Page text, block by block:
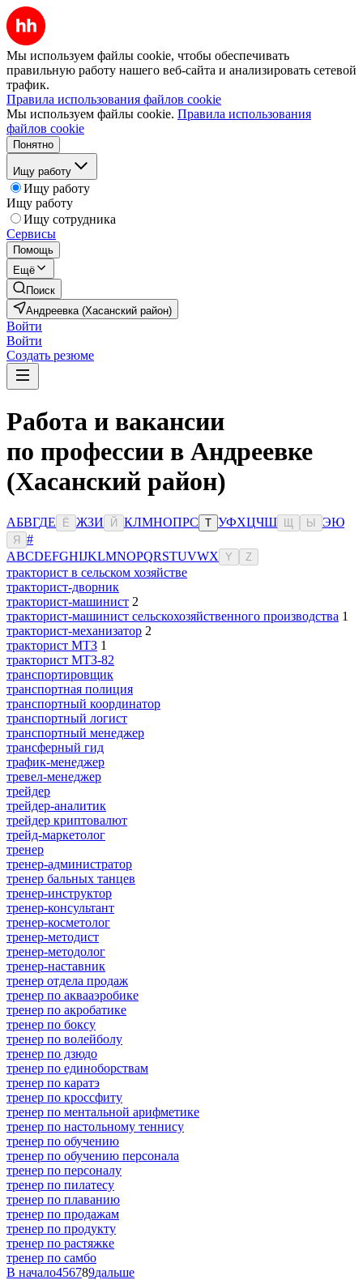
Мы используем файлы cookie, чтобы обеспечивать
правильную работу нашего веб-сайта и анализировать сетевой
трафик.
Правила использования файлов cookie
Мы используем файлы cookie. Правила использования
файлов cookie
Понятно
Ищу работу
Ищу работу
Ищу работу
Ищу сотрудника
Сервисы
Помощь
Ещё
Поиск
Андреевка (Хасанский район)
Войти
Войти
Создать резюме
Работа и вакансии
по профессии в Андреевке
(Хасанский район)
АБВГДЕ Ё ЖЗИ Й КЛМНОПРС Т УФХЦЧШ Ы ЭЮ
Я
#
ABCDEFGHIJKLMNOPQRSTUVWX Y Z
тракторист в сельском хозяйстве
тракторист-дворник
тракторист-машинист 2
тракторист-машинист сельскохозяйственного производства 1
тракторист-механизатор 2
тракторист МТЗ 1
тракторист МТЗ-82
транспортировщик
транспортная полиция
транспортный координатор
транспортный логист
транспортный менеджер
трансферный гид
трафик-менеджер
тревел-менеджер
трейдер
трейдер-аналитик
трейдер криптовалют
трейд-маркетолог
тренер
тренер-администратор
тренер бальных танцев
тренер-инструктор
тренер-консультант
тренер-косметолог
тренер-методист
тренер-методолог
тренер-наставник
тренер отдела продаж
тренер по аквааэробике
тренер по акробатике
тренер по боксу
тренер по волейболу
тренер по дзюдо
тренер по единоборствам
тренер по каратэ
тренер по кроссфиту
тренер по ментальной арифметике
тренер по настольному теннису
тренер по обучению
тренер по обучению персонала
тренер по персоналу
тренер по пилатесу
тренер по плаванию
тренер по продажам
тренер по продукту
тренер по растяжке
тренер по самбо
В начало456789дальше